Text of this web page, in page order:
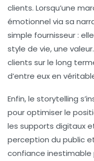
clients. Lorsqu’une
émotionnel via sa
simple fournisseur :
style de vie, une
clients sur le long
d’entre eux en
Enfin, le storytelling
pour optimiser le
les supports digitaux
perception du public
confiance inestimable